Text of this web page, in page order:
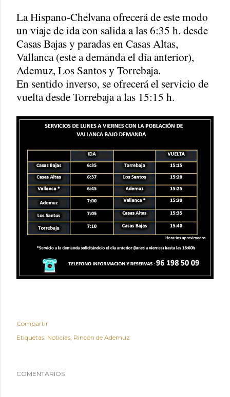
La Hispano-Chelvana ofrecerá de este modo
un viaje de ida con salida a las 6:35 h. desde
Casas Bajas y paradas en Casas Altas,
Vallanca (este a demanda el día anterior),
Ademuz, Los Santos y Torrebaja.
En sentido inverso, se ofrecerá el servicio de
vuelta desde Torrebaja a las 15:15 h.
Compartir
Etiquetas: Noticias Rincón de Ademuz
COMENTARIOS